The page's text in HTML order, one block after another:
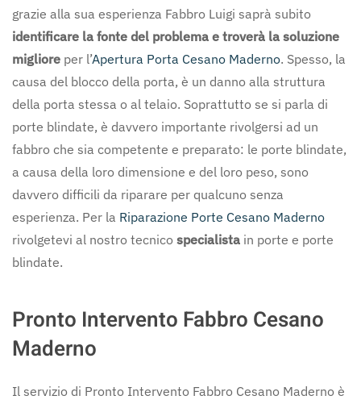
grazie alla sua esperienza Fabbro Luigi saprà subito
identificare la fonte del problema e troverà la soluzione
migliore per l’Apertura Porta Cesano Maderno. Spesso, la
causa del blocco della porta, è un danno alla struttura
della porta stessa o al telaio. Soprattutto se si parla di
porte blindate, è davvero importante rivolgersi ad un
fabbro che sia competente e preparato: le porte blindate,
a causa della loro dimensione e del loro peso, sono
davvero difficili da riparare per qualcuno senza
esperienza. Per la Riparazione Porte Cesano Maderno
rivolgetevi al nostro tecnico specialista in porte e porte
blindate.
Pronto Intervento Fabbro Cesano
Maderno
Il servizio di Pronto Intervento Fabbro Cesano Maderno è